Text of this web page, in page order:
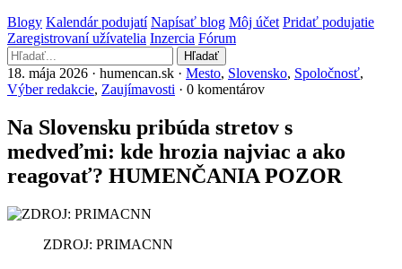
Blogy Kalendár podujatí Napísať blog Môj účet Pridať podujatie
Zaregistrovaní užívatelia Inzercia Fórum
Hľadať
18. mája 2026 · humencan.sk · Mesto, Slovensko, Spoločnosť,
Výber redakcie, Zaujímavosti · 0 komentárov
Na Slovensku pribúda stretov s
medveďmi: kde hrozia najviac a ako
reagovať? HUMENČANIA POZOR
ZDROJ: PRIMACNN